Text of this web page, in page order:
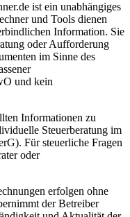
ist ein unabhängiges
und Tools dienen
Information. Sie
oder Aufforderung
im Sinne des
und kein
Informationen zu
Steuerberatung im
Für steuerliche Fragen
oder
erfolgen ohne
der Betreiber